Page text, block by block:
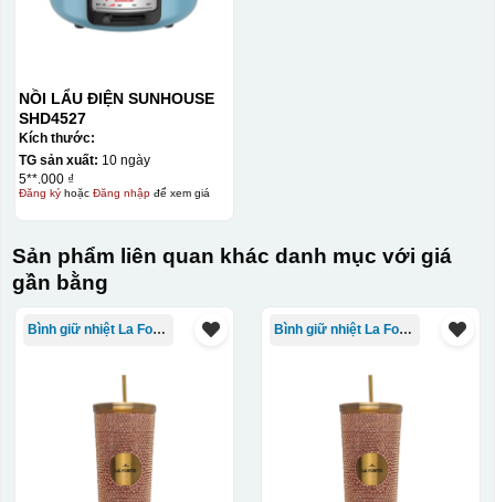
NỒI LẨU ĐIỆN SUNHOUSE
SHD4527
Kích thước:
TG sản xuất: 10 ngày
5**.000 ₫
Đăng kýhoặc Đăng nhậpđể xem giá
Sản phẩm liên quan khác danh mục với giá
gần bằng
Bình giữ nhiệt La Fonte Bình giữ nhiệt La Fonte